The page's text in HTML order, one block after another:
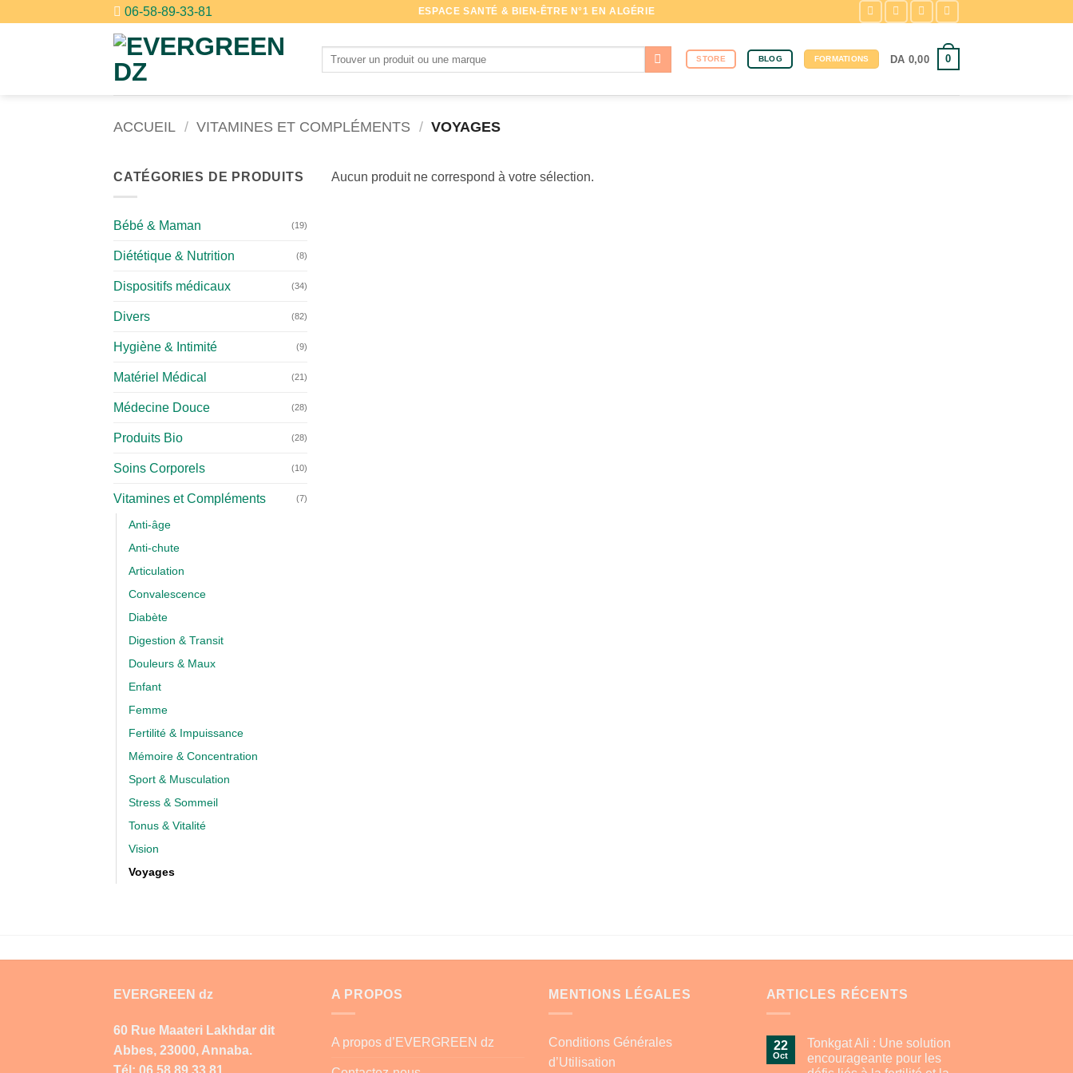
06-58-89-33-81 ESPACE SANTÉ & BIEN-ÊTRE N°1 EN ALGÉRIE
STORE BLOG FORMATIONS DA 0,00 0
ACCUEIL / VITAMINES ET COMPLÉMENTS / VOYAGES
CATÉGORIES DE PRODUITS
Bébé & Maman (19)
Diététique & Nutrition (8)
Dispositifs médicaux (34)
Divers (82)
Hygiène & Intimité (9)
Matériel Médical (21)
Médecine Douce (28)
Produits Bio (28)
Soins Corporels (10)
Vitamines et Compléments (7)
Anti-âge
Anti-chute
Articulation
Convalescence
Diabète
Digestion & Transit
Douleurs & Maux
Enfant
Femme
Fertilité & Impuissance
Mémoire & Concentration
Sport & Musculation
Stress & Sommeil
Tonus & Vitalité
Vision
Voyages
Aucun produit ne correspond à votre sélection.
EVERGREEN dz
60 Rue Maateri Lakhdar dit
Abbes, 23000, Annaba.
A PROPOS
A propos d’EVERGREEN dz
MENTIONS LÉGALES
Conditions Générales
d’Utilisation
ARTICLES RÉCENTS
22
Oct
Tonkgat Ali : Une solution
encourageante pour les